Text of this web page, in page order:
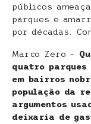
públicos
parques e
por décadas.
Marco Zero –
quatro
em bairros
população da
argumentos
deixaria de